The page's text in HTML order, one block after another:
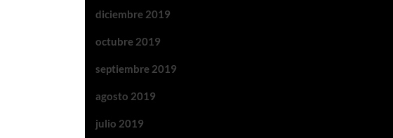
diciembre 2019
octubre 2019
septiembre 2019
agosto 2019
julio 2019